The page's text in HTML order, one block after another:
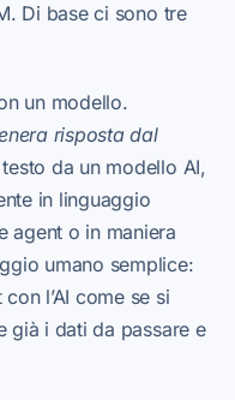
Di base ci sono tre
un modello.
risposta dal
da un modello AI,
in linguaggio
agent o in maniera
umano semplice:
l’AI come se si
già i dati da passare e